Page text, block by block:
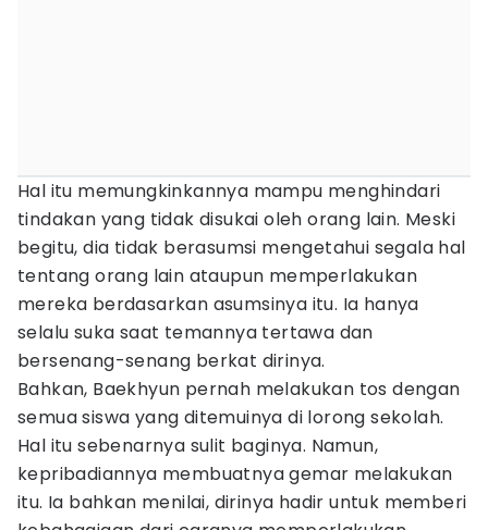
Hal itu memungkinkannya mampu menghindari
tindakan yang tidak disukai oleh orang lain. Meski
begitu, dia tidak berasumsi mengetahui segala hal
tentang orang lain ataupun memperlakukan
mereka berdasarkan asumsinya itu. Ia hanya
selalu suka saat temannya tertawa dan
bersenang-senang berkat dirinya.
Bahkan, Baekhyun pernah melakukan tos dengan
semua siswa yang ditemuinya di lorong sekolah.
Hal itu sebenarnya sulit baginya. Namun,
kepribadiannya membuatnya gemar melakukan
itu. Ia bahkan menilai, dirinya hadir untuk memberi